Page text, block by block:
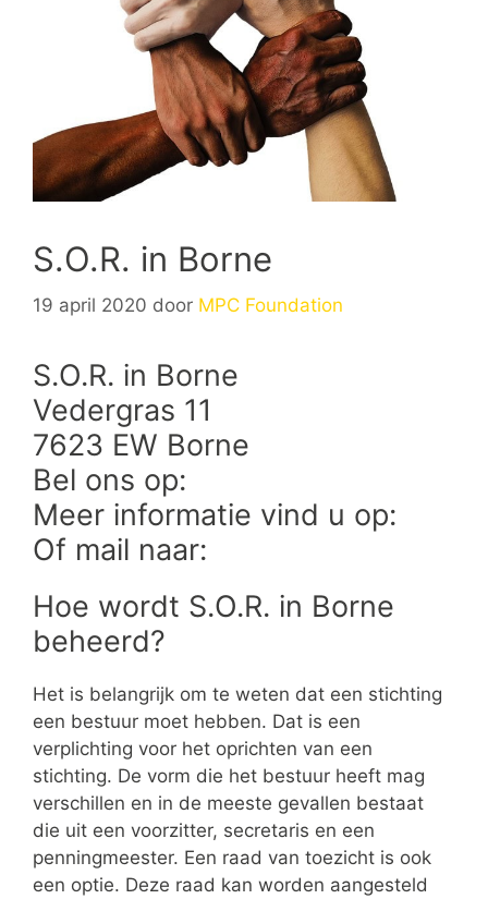
S.O.R. in Borne
19 april 2020 door MPC Foundation
S.O.R. in Borne
Vedergras 11
7623 EW Borne
Bel ons op:
Meer informatie vind u op:
Of mail naar:
Hoe wordt S.O.R. in Borne
beheerd?
Het is belangrijk om te weten dat een stichting
een bestuur moet hebben. Dat is een
verplichting voor het oprichten van een
stichting. De vorm die het bestuur heeft mag
verschillen en in de meeste gevallen bestaat
die uit een voorzitter, secretaris en een
penningmeester. Een raad van toezicht is ook
een optie. Deze raad kan worden aangesteld